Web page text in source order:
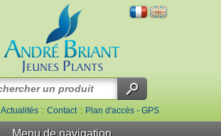
Actualités::Contact::Plan d'accès - GPS
Menu de navigation